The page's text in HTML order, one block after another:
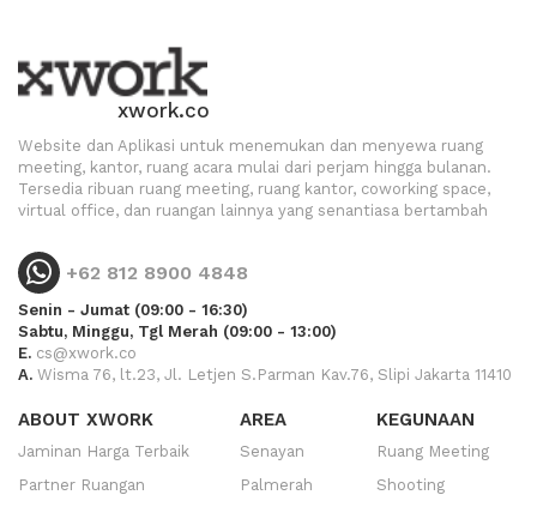
xwork.co
Website dan Aplikasi untuk menemukan dan menyewa ruang
meeting, kantor, ruang acara mulai dari perjam hingga bulanan.
Tersedia ribuan ruang meeting, ruang kantor, coworking space,
virtual office, dan ruangan lainnya yang senantiasa bertambah
+62 812 8900 4848
Senin - Jumat (09:00 - 16:30)
Sabtu, Minggu, Tgl Merah (09:00 - 13:00)
E. cs@xwork.co
A. Wisma 76, lt.23, Jl. Letjen S.Parman Kav.76, Slipi Jakarta 11410
ABOUT XWORK
Jaminan Harga Terbaik
Partner Ruangan
AREA
Senayan
Palmerah
KEGUNAAN
Ruang Meeting
Shooting